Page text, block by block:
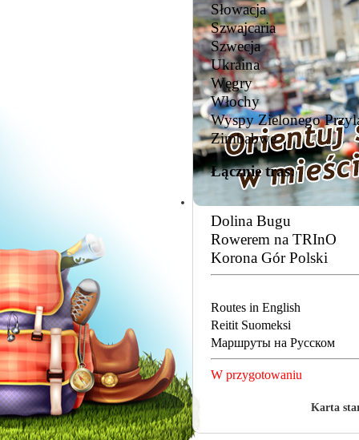
Słowacja
Szwajcaria
Szwecja
Ukraina
Węgry
Włochy
Wyspy Zielonego
Zimbabwe
Łącznie tras:
Dolina Bugu
Rowerem na TRInO
Korona Gór Polski
Routes in English
Reitit Suomeksi
Mаршруты на Pусском
W przygotowaniu
Karta